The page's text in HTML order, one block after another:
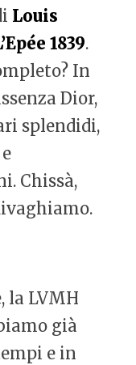
Louis
1839.
In
Dior,
splendidi,
Chissà,
la LVMH
già
e in